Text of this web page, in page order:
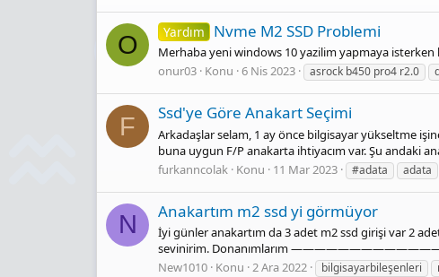
O Yardım Nvme M2 SSD Problemi
Merhaba yeni windows 10 yazilim yapmaya
onur03 Konu 6 Nis 2023 asrock b450 pro4 r2.0
F Ssd'ye Göre Anakart Seçimi
Arkadaşlar selam, 1 ay önce bilgisayar yükseltme
buna uygun F/P anakarta ihtiyacım var. Şu andaki
furkanncolak Konu 11 Mar 2023 #adata adata
N Anakartım m2 ssd yi görmüyor
İyi günler anakartım da 3 adet m2 ssd girişi var 2
sevinirim. Donanımlarım
New1010 Konu 2 Ara 2022 bilgisayarbileşenleri